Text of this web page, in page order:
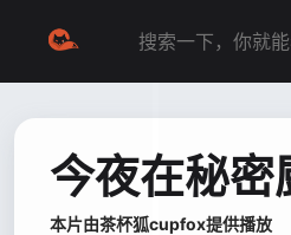
今夜在秘密
本片由茶杯狐cupfox提供播放